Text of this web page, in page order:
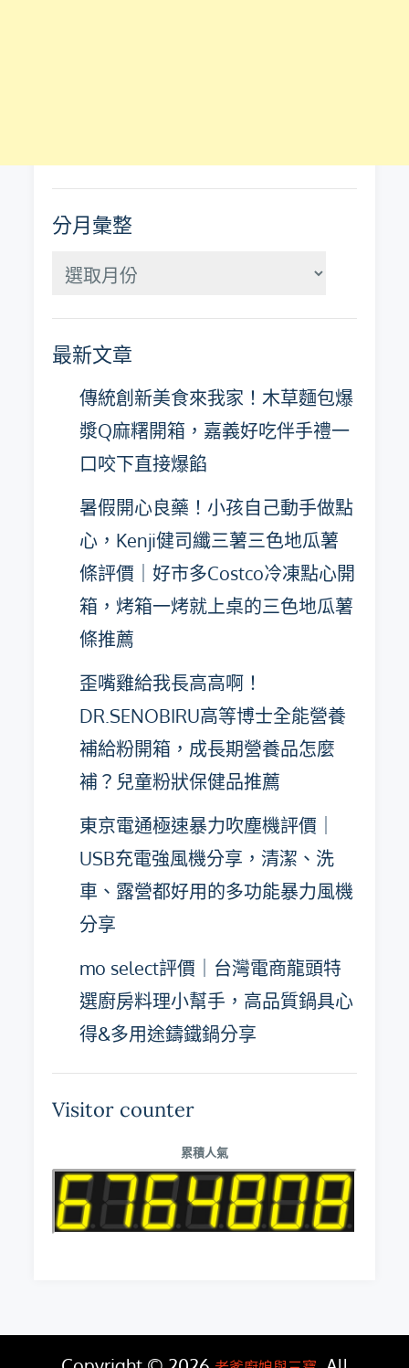
分月彙整
分
整
最新文章
傳統創新美食來我家！木草麵包爆
漿Q麻糬開箱，嘉義好吃伴手禮一
口咬下直接爆餡
暑假開心良藥！小孩自己動手做點
心，Kenji健司纖三薯三色地瓜薯
條評價｜好市多Costco冷凍點心開
箱，烤箱一烤就上桌的三色地瓜薯
條推薦
歪嘴雞給我長高高啊！
DR.SENOBIRU高等博士全能營養
補給粉開箱，成長期營養品怎麼
補？兒童粉狀保健品推薦
東京電通極速暴力吹塵機評價｜
USB充電強風機分享，清潔、洗
車、露營都好用的多功能暴力風機
分享
mo select評價｜台灣電商龍頭特
選廚房料理小幫手，高品質鍋具心
得&多用途鑄鐵鍋分享
Visitor counter
累積人氣